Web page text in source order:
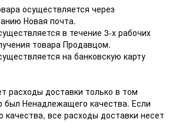
осуществляется через
Новая почта.
в течение 3-х рабочих
товара Продавцом.
на банковскую карту
расходы доставки только в том
был Ненадлежащего качества. Если
все расходы доставки несет